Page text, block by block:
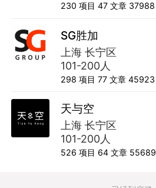
230 项目 47文章 37988
SG胜加
上海 长宁区
101-200人
298 项目 77文章 45923
天与空
上海 长宁区
101-200人
526 项目 64文章 55689